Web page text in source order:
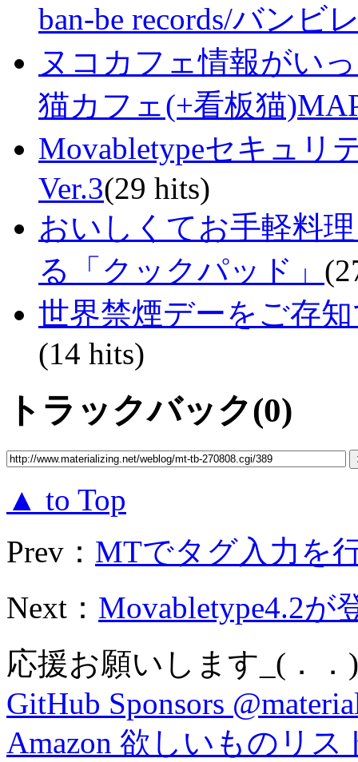
ban-be records/バンビ
ヌコカフェ情報がい
猫カフェ(+看板猫
Movabletypeセキュリ
Ver.3(29 hits)
おいしくてお手軽料
る「クックパッド」
世界禁煙デーをご存
(14 hits)
トラックバック(0)
▲ to Top
Prev： MTでタグ入力を
Next： Movabletype4.2が
応援お願いします_(．．
GitHub Sponsors
Amazon 欲しいものリス